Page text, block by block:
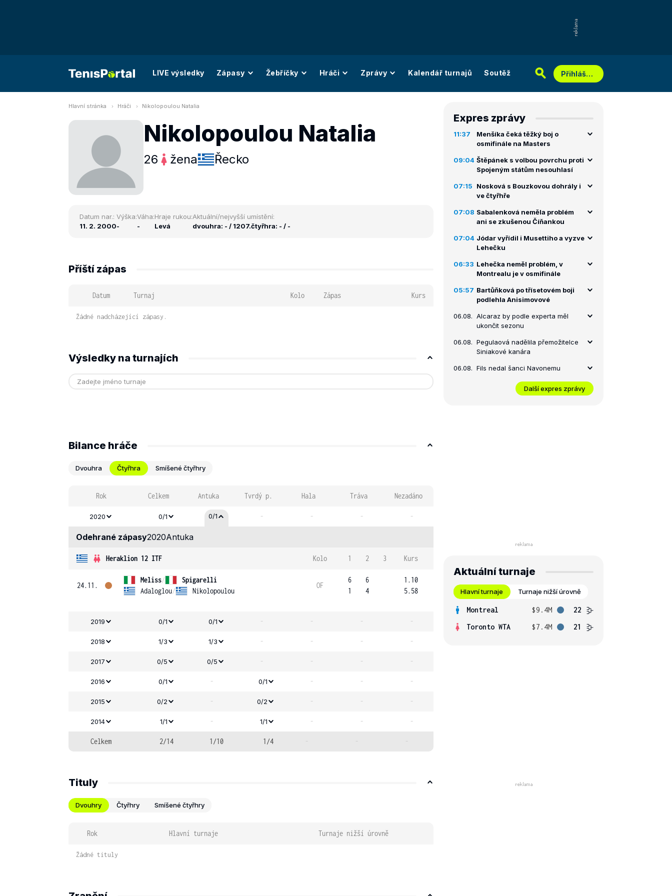
LIVE výsledky Zápasy Žebříčky Hráči Zprávy Kalendář turnajů Soutěž Přihlášení
Hlavní stránka Hráči Nikolopoulou Natalia
Nikolopoulou Natalia
26 žena Řecko
Datum nar.:
11. 2. 2000
Výška:
-
Váha:
-
Hraje rukou:
Levá
Aktuální/nejvyšší umístění:
dvouhra: - / 1207.čtyřhra: - / -
Příští zápas
Datum Turnaj Kolo Zápas Kurs
Žádné nadcházející zápasy.
Výsledky na turnajích
Bilance hráče
Dvouhra Čtyřhra Smíšené čtyřhry
Rok Celkem Antuka Tvrdý p. Hala Tráva Nezadáno
2020 0/1 0/1 - - - -
Odehrané zápasy2020Antuka
Heraklion 12 ITF Kolo 1 2 3 Kurs
24.11.
Meliss/
Spigarelli
Adaloglou/ Nikolopoulou
OF
6
1
6
4
1.10
5.58
2019 0/1 0/1 - - - -
2018 1/3 1/3 - - - -
2017 0/5 0/5 - - - -
2016 0/1 - 0/1 - - -
2015 0/2 - 0/2 - - -
2014 1/1 - 1/1 - - -
Celkem 2/14 1/10 1/4 - - -
Tituly
Dvouhry Čtyřhry Smíšené čtyřhry
Rok Hlavní turnaje Turnaje nižší úrovně
Žádné tituly
Expres zprávy
11:37
Menšíka čeká těžký boj o
osmifinále na Masters
09:04 Štěpánek s volbou povrchu proti
Spojeným státům nesouhlasí
07:15
Nosková s Bouzkovou dohrály i
ve čtyřhře
07:08 Sabalenková neměla problém
ani se zkušenou Číňankou
07:04 Jódar vyřídil i Musettiho a vyzve
Lehečku
06:33 Lehečka neměl problém, v
Montrealu je v osmifinále
05:57 Bartůňková po třísetovém boji
podlehla Anisimovové
06.08. Alcaraz by podle experta měl
ukončit sezonu
06.08. Pegulaová nadělila přemožitelce
Siniakové kanára
06.08. Fils nedal šanci Navonemu
Další expres zprávy
Aktuální turnaje
Hlavní turnaje Turnaje nižší úrovně
Montreal $9.4M
22
Toronto WTA
$7.4M 21